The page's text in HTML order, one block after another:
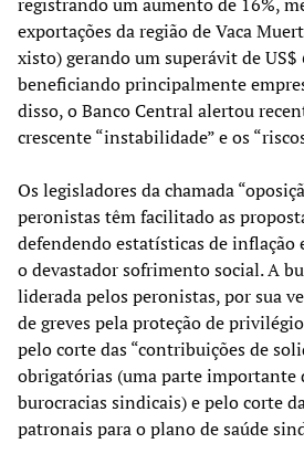
exportações da região de Vaca
xisto) gerando um superávit de US$
beneficiando principalmente
disso, o Banco Central alertou
crescente “instabilidade” e os
Os legisladores da chamada
peronistas têm facilitado as
defendendo estatísticas de inflação
o devastador sofrimento social. A
liderada pelos peronistas, por sua
de greves pela proteção de
pelo corte das “contribuições de
obrigatórias (uma parte importante
burocracias sindicais) e pelo corte
patronais para o plano de saúde